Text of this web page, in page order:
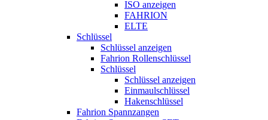
ISO anzeigen
FAHRION
ELTE
Schlüssel
Schlüssel anzeigen
Fahrion Rollenschlüssel
Schlüssel
Schlüssel anzeigen
Einmaulschlüssel
Hakenschlüssel
Fahrion Spannzangen